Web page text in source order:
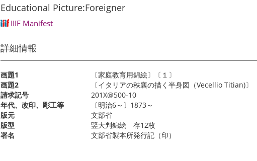
Educational Picture:Foreigner
IIIF Manifest
詳細情報
画題1
〔家庭教育用錦絵〕〔１〕
画題2
〔イタリアの秩襄の描く半身図（Vecellio Titian)〕
請求記号
201X@500-10
年代、改印、彫工等
〔明治6～〕1873～
版元
文部省
版型
竪大判錦絵 存12枚
署名
文部省製本所発行記（印）